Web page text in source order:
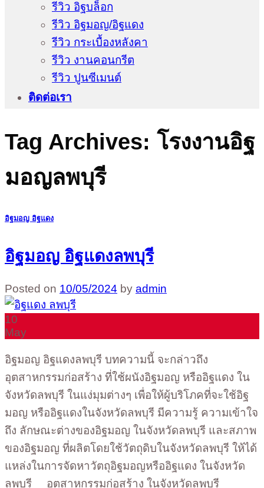
รีวิว อิฐบล็อก
รีวิว อิฐมอญ/อิฐแดง
รีวิว กระเบื้องหลังคา
รีวิว งานคอนกรีต
รีวิว ปูนซีเมนต์
ติดต่อเรา
Tag Archives: โรงงานอิฐ
มอญลพบุรี
อิฐมอญ อิฐแดง
อิฐมอญ อิฐแดงลพบุรี
Posted on 10/05/2024 by admin
10
May
อิฐมอญ อิฐแดงลพบุรี บทความนี้ จะกล่าวถึง
อุตสาหกรรมก่อสร้าง ที่ใช้ผนังอิฐมอญ หรืออิฐแดง ใน
จังหวัดลพบุรี ในแง่มุมต่างๆ เพื่อให้ผู้บริโภคที่จะใช้อิฐ
มอญ หรืออิฐแดงในจังหวัดลพบุรี มีความรู้ ความเข้าใจ
ถึง ลักษณะต่างของอิฐมอญ ในจังหวัดลพบุรี และสภาพ
ของอิฐมอญ ที่ผลิตโดยใช้วัตถุดิบในจังหวัดลพบุรี ให้ได้
แหล่งในการจัดหาวัตถุอิฐมอญหรืออิฐแดง ในจังหวัด
ลพบุรี อุตสาหกรรมก่อสร้าง ในจังหวัดลพบุรี